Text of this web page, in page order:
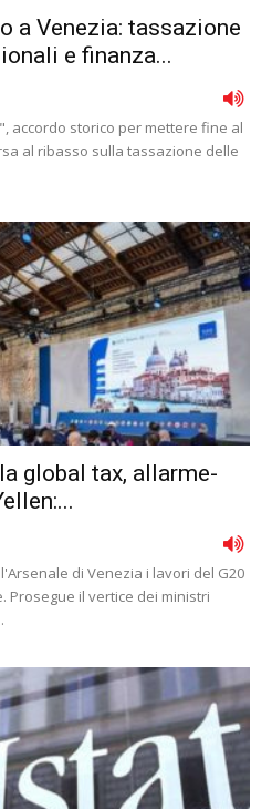
a Venezia: tassazione
e finanza...
accordo storico per mettere fine al
al ribasso sulla tassazione delle
global tax, allarme-
di Venezia i lavori del G20
Prosegue il vertice dei ministri